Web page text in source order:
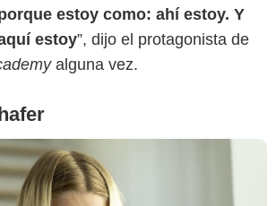
estoy como: ahí estoy. Y
estoy”, dijo el protagonista de
alguna vez.